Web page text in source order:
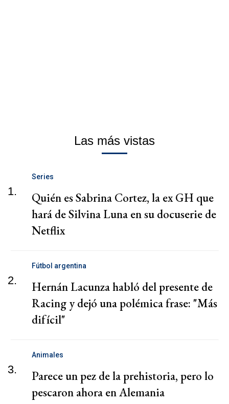
Las más vistas
1.
Series
Quién es Sabrina Cortez, la ex GH que
hará de Silvina Luna en su docuserie de
Netflix
2.
Fútbol argentina
Hernán Lacunza habló del presente de
Racing y dejó una polémica frase: "Más
difícil"
3.
Animales
Parece un pez de la prehistoria, pero lo
pescaron ahora en Alemania